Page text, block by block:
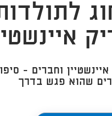
איינשטיין וחברים -
שהוא פגש בדרך